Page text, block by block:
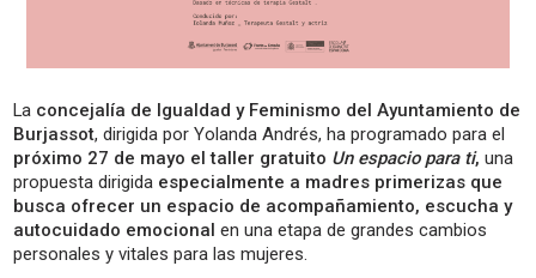
La concejalía de Igualdad y Feminismo del Ayuntamiento de
Burjassot, dirigida por Yolanda Andrés, ha programado para el
próximo 27 de mayo el taller gratuito Un espacio para ti, una
propuesta dirigida especialmente a madres primerizas que
busca ofrecer un espacio de acompañamiento, escucha y
autocuidado emocional en una etapa de grandes cambios
personales y vitales para las mujeres.